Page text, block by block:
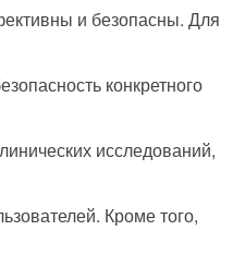
и безопасны. Для
конкретного
исследований,
Кроме того,